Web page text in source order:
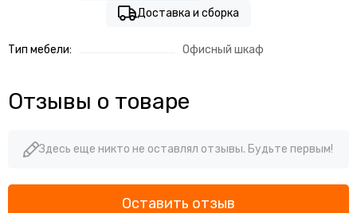
Доставка и сборка
Тип мебели: Офисный шкаф
Отзывы о товаре
Здесь еще никто не оставлял отзывы. Будьте первым!
Оставить отзыв